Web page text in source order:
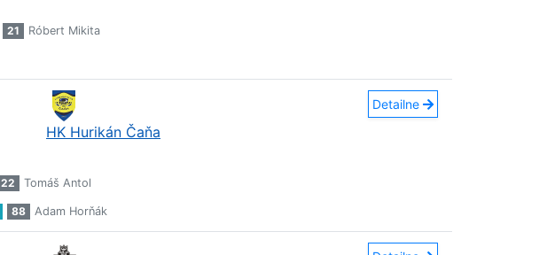
21 Róbert Mikita
HK Hurikán Čaňa
Detailne
22 Tomáš Antol
88 Adam Horňák